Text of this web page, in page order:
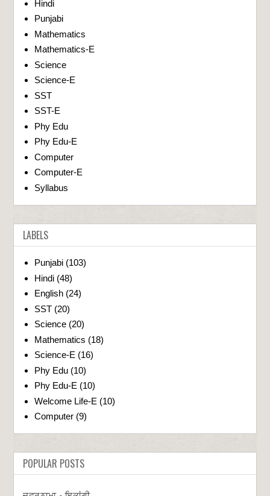
Hindi
Punjabi
Mathematics
Mathematics-E
Science
Science-E
SST
SST-E
Phy Edu
Phy Edu-E
Computer
Computer-E
Syllabus
LABELS
Punjabi (103)
Hindi (48)
English (24)
SST (20)
Science (20)
Mathematics (18)
Science-E (16)
Phy Edu (10)
Phy Edu-E (10)
Welcome Life-E (10)
Computer (9)
POPULAR POSTS